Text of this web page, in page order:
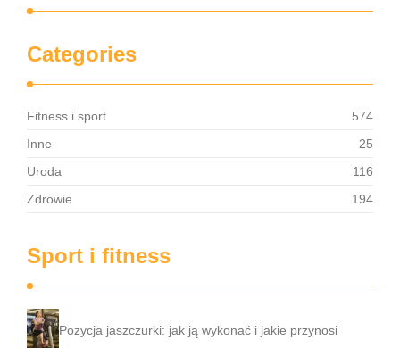
Categories
Fitness i sport
574
Inne
25
Uroda
116
Zdrowie
194
Sport i fitness
Pozycja jaszczurki: jak ją wykonać i jakie przynosi